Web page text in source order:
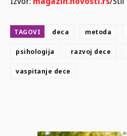
TAGOVI deca metoda
psihologija razvoj dece
vaspitanje dece